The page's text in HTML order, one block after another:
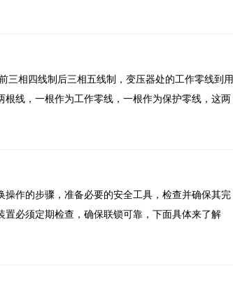
三相四线制后三相五线制，变压器处的工作零线到用
线，一根作为工作零线，一根作为保护零线，这两
作的步骤，准备必要的安全工具，检查并确保其完
必须定期检查，确保联锁可靠，下面具体来了解